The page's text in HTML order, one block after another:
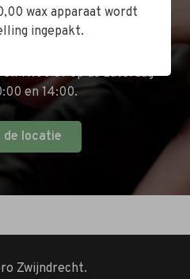
wij ook een fysieke
adres is: Antoni van
17:00 of op de zaterdag
en 14:00.
de locatie
Zwijndrecht.
wax apparaat wordt
ingepakt.